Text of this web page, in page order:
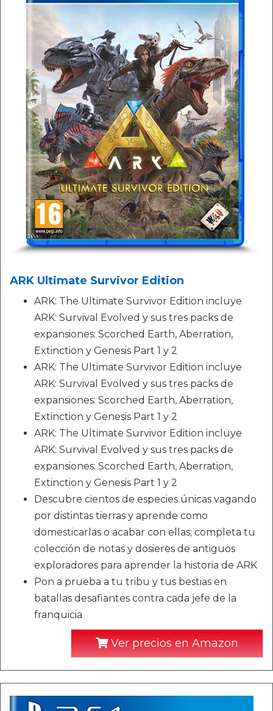
ARK Ultimate Survivor Edition
ARK: The Ultimate Survivor Edition incluye
ARK: Survival Evolved y sus tres packs de
expansiones: Scorched Earth, Aberration,
Extinction y Genesis Part 1 y 2
ARK: The Ultimate Survivor Edition incluye
ARK: Survival Evolved y sus tres packs de
expansiones: Scorched Earth, Aberration,
Extinction y Genesis Part 1 y 2
ARK: The Ultimate Survivor Edition incluye
ARK: Survival Evolved y sus tres packs de
expansiones: Scorched Earth, Aberration,
Extinction y Genesis Part 1 y 2
Descubre cientos de especies únicas vagando
por distintas tierras y aprende como
domesticarlas o acabar con ellas; completa tu
colección de notas y dosieres de antiguos
exploradores para aprender la historia de ARK
Pon a prueba a tu tribu y tus bestias en
batallas desafiantes contra cada jefe de la
franquicia
Ver precios en Amazon